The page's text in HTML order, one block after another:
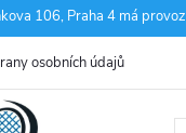
106, Praha 4 má
osobních údajů